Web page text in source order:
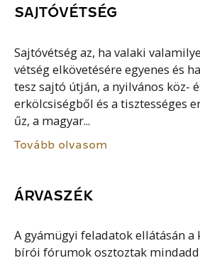
SAJTÓVÉTSÉG
Sajtóvétség az, ha valaki
vétség elkövetésére egyenes és
tesz sajtó útján, a nyilvános köz-
erkölcsiségből és a tisztességes
űz, a magyar...
Tovább olvasom
ÁRVASZÉK
A gyámügyi feladatok ellátásán a
bírói fórumok osztoztak